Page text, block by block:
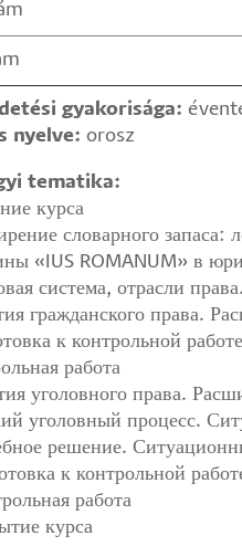
gyakorisága:
nyelve: orosz
tematika:
курса
словарного запаса:
«IUS ROMANUM» в
система, отрасли
гражданского права.
к контрольной работе
работа
уголовного права.
уголовный процесс.
решение.
к контрольной
работа
курса